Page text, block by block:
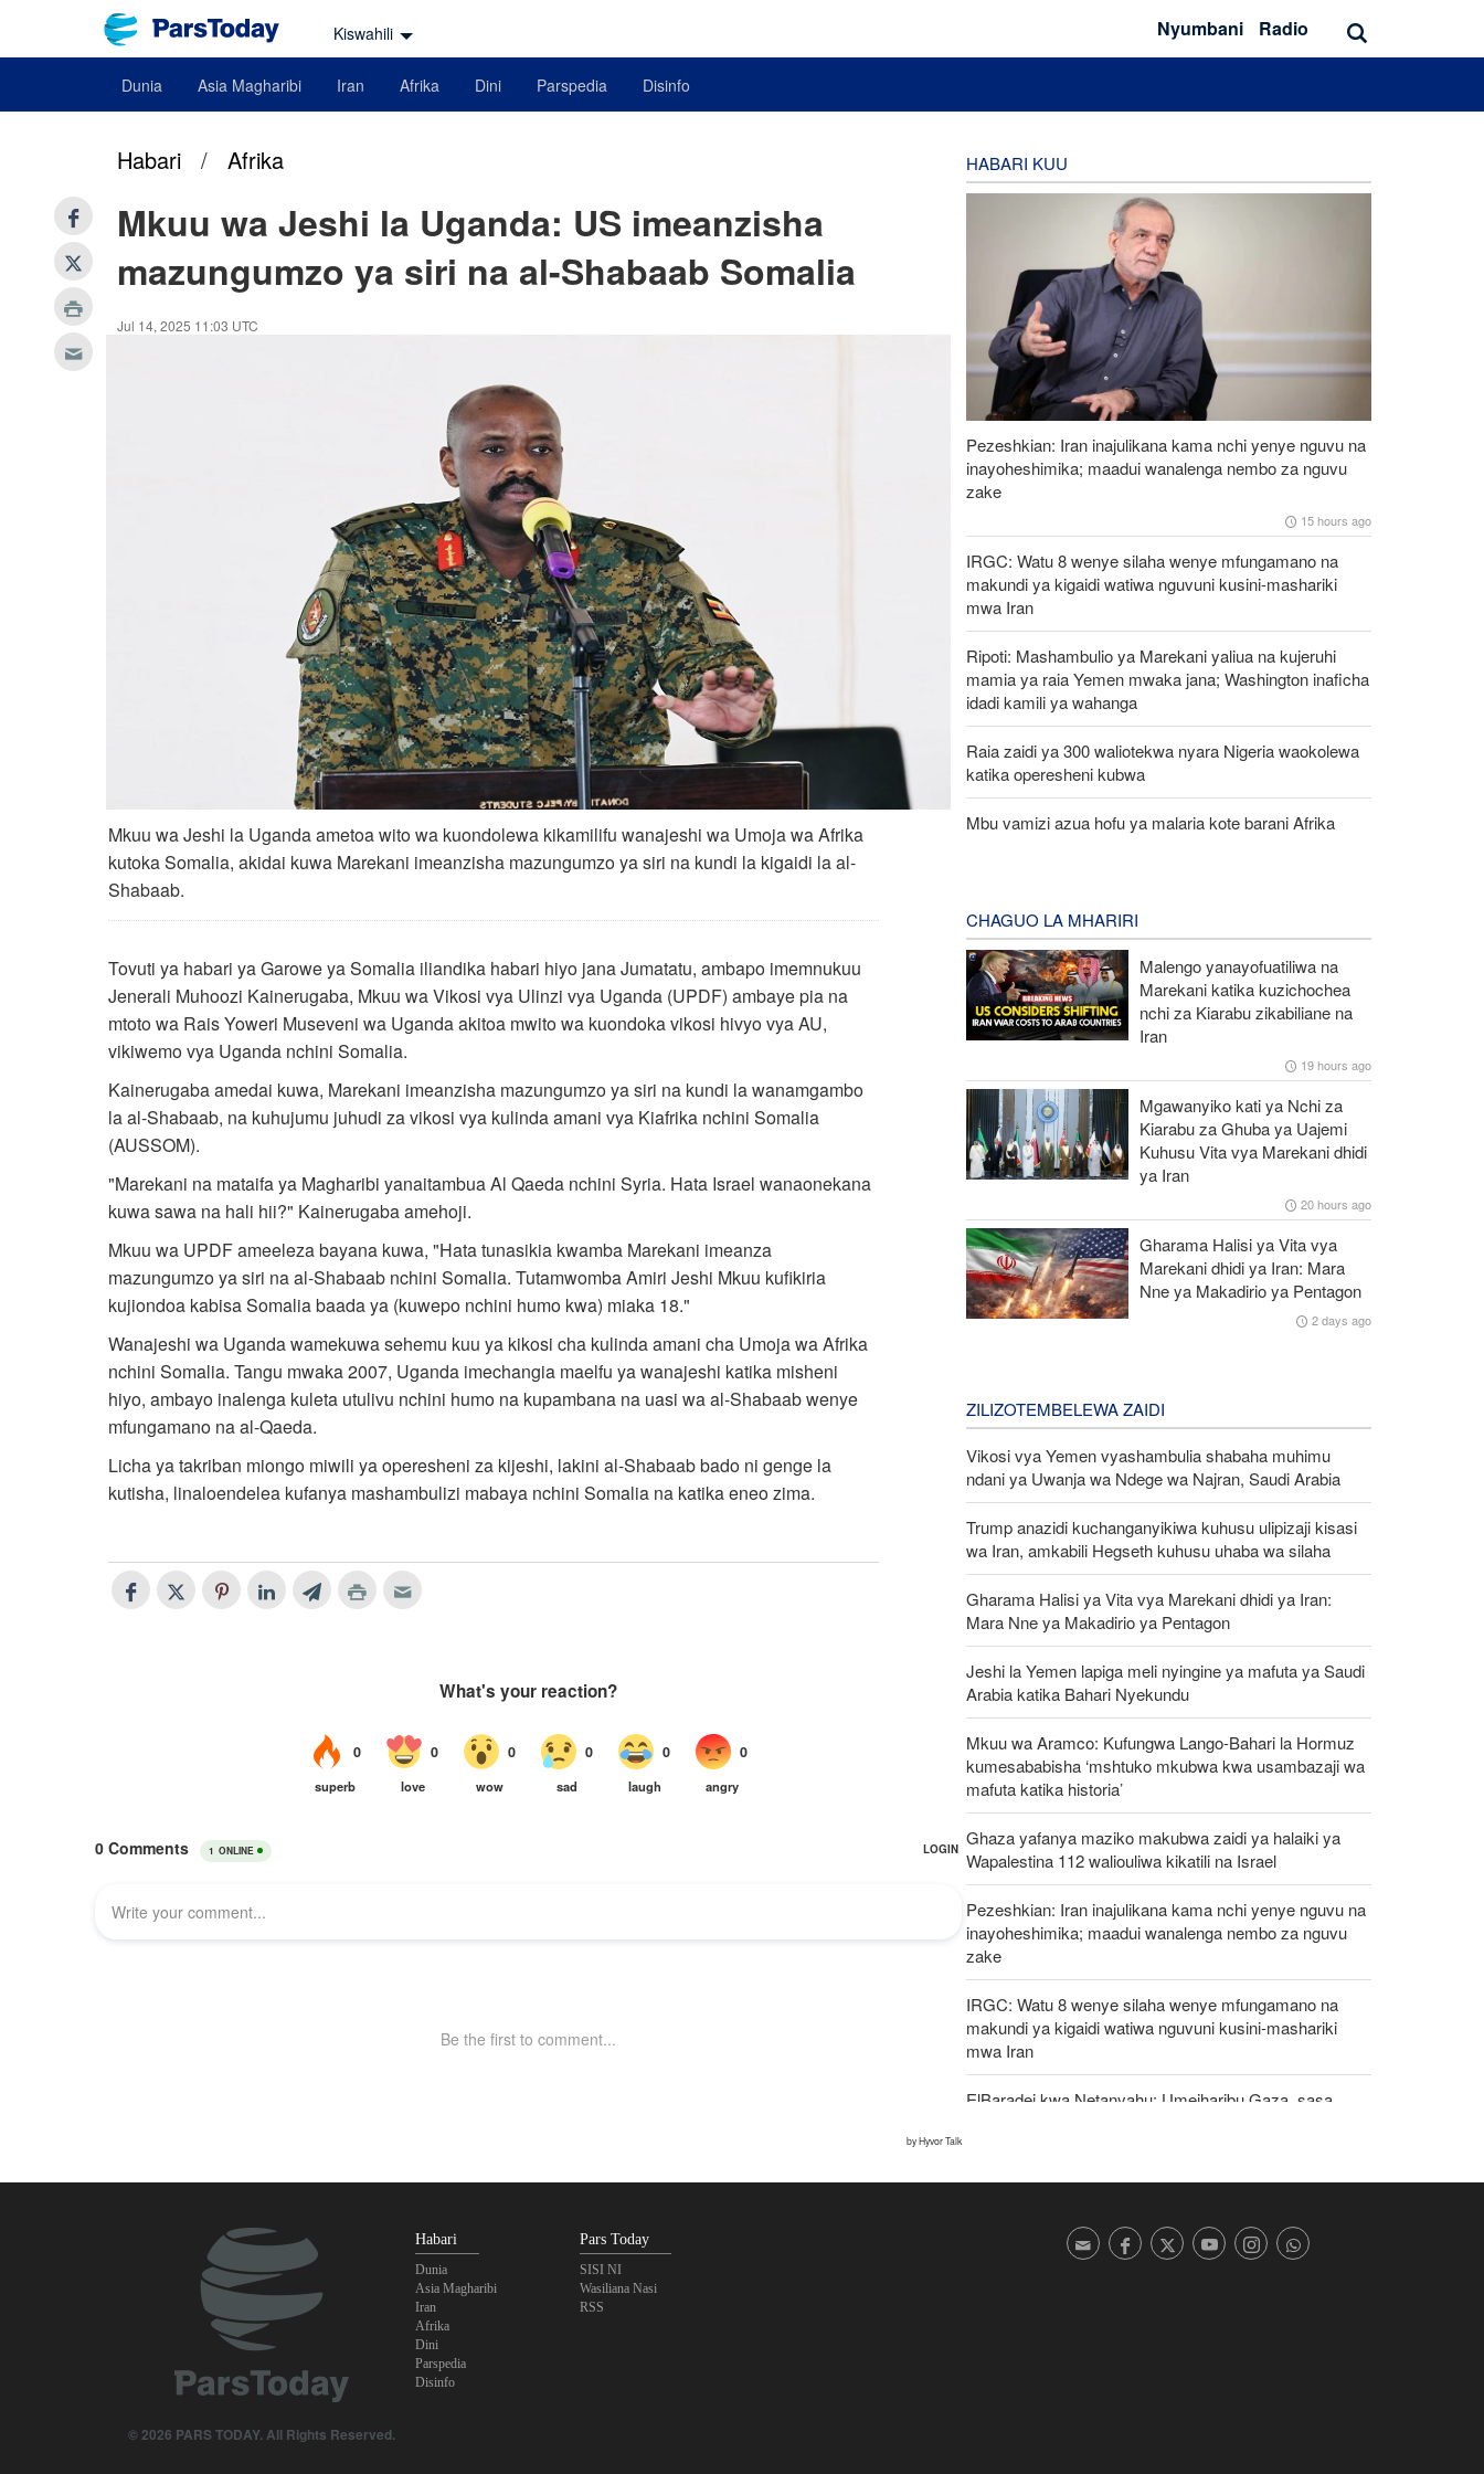
Kiswahili Nyumbani Radio
Dunia Asia Magharibi Iran Afrika Dini Parspedia Disinfo
Habari / Afrika
Mkuu wa Jeshi la Uganda: US imeanzisha
mazungumzo ya siri na al-Shabaab Somalia
Jul 14, 2025 11:03 UTC
Mkuu wa Jeshi la Uganda ametoa wito wa kuondolewa kikamilifu wanajeshi wa Umoja wa Afrika
kutoka Somalia, akidai kuwa Marekani imeanzisha mazungumzo ya siri na kundi la kigaidi la al-
Shabaab.
Tovuti ya habari ya Garowe ya Somalia iliandika habari hiyo jana Jumatatu, ambapo imemnukuu
Jenerali Muhoozi Kainerugaba, Mkuu wa Vikosi vya Ulinzi vya Uganda (UPDF) ambaye pia na
mtoto wa Rais Yoweri Museveni wa Uganda akitoa mwito wa kuondoka vikosi hivyo vya AU,
vikiwemo vya Uganda nchini Somalia.
Kainerugaba amedai kuwa, Marekani imeanzisha mazungumzo ya siri na kundi la wanamgambo
la al-Shabaab, na kuhujumu juhudi za vikosi vya kulinda amani vya Kiafrika nchini Somalia
(AUSSOM).
"Marekani na mataifa ya Magharibi yanaitambua Al Qaeda nchini Syria. Hata Israel wanaonekana
kuwa sawa na hali hii?" Kainerugaba amehoji.
Mkuu wa UPDF ameeleza bayana kuwa, "Hata tunasikia kwamba Marekani imeanza
mazungumzo ya siri na al-Shabaab nchini Somalia. Tutamwomba Amiri Jeshi Mkuu kufikiria
kujiondoa kabisa Somalia baada ya (kuwepo nchini humo kwa) miaka 18."
Wanajeshi wa Uganda wamekuwa sehemu kuu ya kikosi cha kulinda amani cha Umoja wa Afrika
nchini Somalia. Tangu mwaka 2007, Uganda imechangia maelfu ya wanajeshi katika misheni
hiyo, ambayo inalenga kuleta utulivu nchini humo na kupambana na uasi wa al-Shabaab wenye
mfungamano na al-Qaeda.
Licha ya takriban miongo miwili ya operesheni za kijeshi, lakini al-Shabaab bado ni genge la
kutisha, linaloendelea kufanya mashambulizi mabaya nchini Somalia na katika eneo zima.
HABARI KUU
Pezeshkian: Iran inajulikana kama nchi yenye nguvu na
inayoheshimika; maadui wanalenga nembo za nguvu
zake
15 hours ago
IRGC: Watu 8 wenye silaha wenye mfungamano na
makundi ya kigaidi watiwa nguvuni kusini-mashariki
mwa Iran
Ripoti: Mashambulio ya Marekani yaliua na kujeruhi
mamia ya raia Yemen mwaka jana; Washington inaficha
idadi kamili ya wahanga
Raia zaidi ya 300 waliotekwa nyara Nigeria waokolewa
katika operesheni kubwa
Mbu vamizi azua hofu ya malaria kote barani Afrika
CHAGUO LA MHARIRI
Malengo yanayofuatiliwa na
Marekani katika kuzichochea
nchi za Kiarabu zikabiliane na
Iran
19 hours ago
Mgawanyiko kati ya Nchi za
Kiarabu za Ghuba ya Uajemi
Kuhusu Vita vya Marekani dhidi
ya Iran
20 hours ago
Gharama Halisi ya Vita vya
Marekani dhidi ya Iran: Mara
Nne ya Makadirio ya Pentagon
2 days ago
ZILIZOTEMBELEWA ZAIDI
Vikosi vya Yemen vyashambulia shabaha muhimu
ndani ya Uwanja wa Ndege wa Najran, Saudi Arabia
Trump anazidi kuchanganyikiwa kuhusu ulipizaji kisasi
wa Iran, amkabili Hegseth kuhusu uhaba wa silaha
Gharama Halisi ya Vita vya Marekani dhidi ya Iran:
Mara Nne ya Makadirio ya Pentagon
Jeshi la Yemen lapiga meli nyingine ya mafuta ya Saudi
Arabia katika Bahari Nyekundu
Mkuu wa Aramco: Kufungwa Lango-Bahari la Hormuz
kumesababisha ‘mshtuko mkubwa kwa usambazaji wa
mafuta katika historia’
Ghaza yafanya maziko makubwa zaidi ya halaiki ya
Wapalestina 112 waliouliwa kikatili na Israel
Pezeshkian: Iran inajulikana kama nchi yenye nguvu na
inayoheshimika; maadui wanalenga nembo za nguvu
zake
IRGC: Watu 8 wenye silaha wenye mfungamano na
makundi ya kigaidi watiwa nguvuni kusini-mashariki
mwa Iran
ElBaradei kwa Netanyahu: Umeiharibu Gaza, sasa
Ripoti: Marekani inazishinikiza nchi za Afrika kujiondoa
ICC au kukabiliwa na madhara
© 2026 PARS TODAY. All Rights Reserved.
Habari
Dunia
Asia Magharibi
Iran
Afrika
Dini
Parspedia
Disinfo
Pars Today
SISI NI
Wasiliana Nasi
RSS